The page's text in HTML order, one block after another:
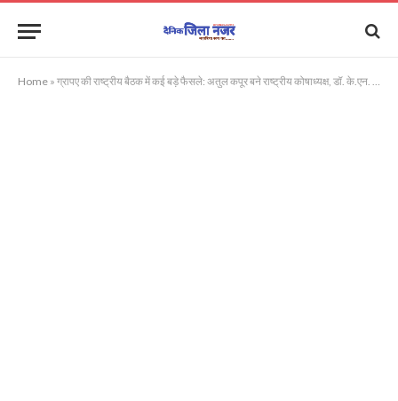
Home » ग्रापए की राष्ट्रीय बैठक में कई बड़े फैसले: अतुल कपूर बने राष्ट्रीय कोषाध्यक्ष, डॉ. के.एन. राय को मिली यूपी प्रभारी की कमान